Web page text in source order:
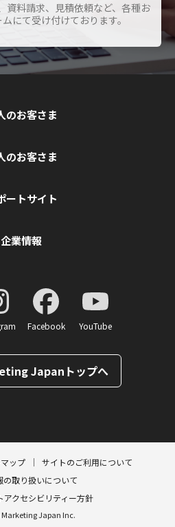
資料請求、見積依頼など、各種お
にて受け付けております。
のお客さま
のお客さま
ートサイト
企業情報
Facebook YouTube
Japanトップへ
ップ
サイトのご利用について
の取り扱いについて
アクセシビリティー方針
Japan Inc.